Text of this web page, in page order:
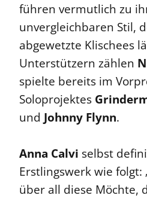
führen vermutlich zu
unvergleichbaren Stil,
abgewetzte Klischees
Unterstützern zählen
spielte bereits im
Soloprojektes
und Johnny Flynn.
Anna Calvi selbst
Erstlingswerk wie folgt:
über all diese Möchte,